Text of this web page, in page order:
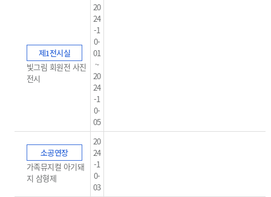
제1전시실
빛그림 회원전 사진
전시
20
24
-1
0-
01
~
20
24
-1
0-
05
소공연장
가족뮤지컬 아기돼
지 삼형제
20
24
-1
0-
03